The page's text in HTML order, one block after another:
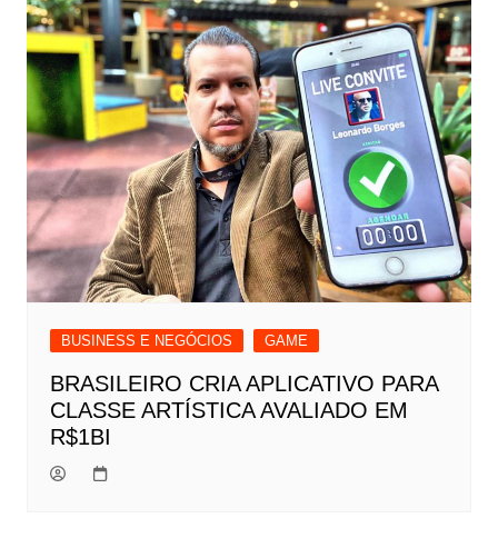
BUSINESS E NEGÓCIOS GAME
BRASILEIRO CRIA APLICATIVO PARA
CLASSE ARTÍSTICA AVALIADO EM
R$1BI